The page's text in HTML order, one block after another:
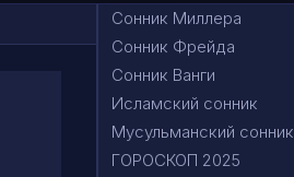
Сонник Миллера
Сонник Фрейда
Сонник Ванги
Исламский сонник
Мусульманский сонник
ГОРОСКОП 2025